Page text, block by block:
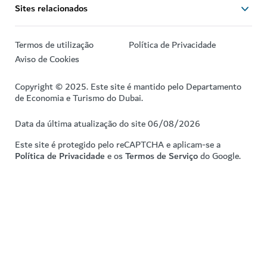
Sites relacionados
Termos de utilização
Política de Privacidade
Aviso de Cookies
Copyright © 2025. Este site é mantido pelo Departamento
de Economia e Turismo do Dubai.
Data da última atualização do site 06/08/2026
Este site é protegido pelo reCAPTCHA e aplicam-se a
Política de Privacidadee osTermos de Serviçodo Google.